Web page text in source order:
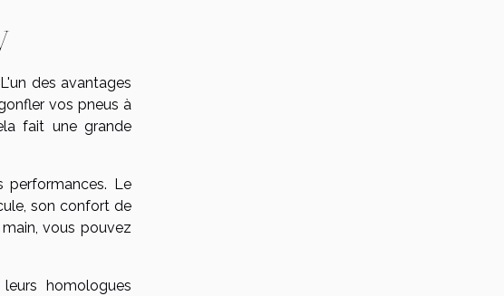
des avantages
vos pneus à
fait une grande
performances. Le
son confort de
vous pouvez
homologues